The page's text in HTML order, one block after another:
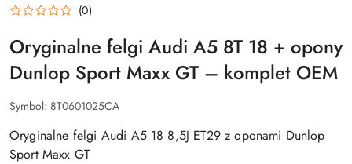
(0)
Oryginalne felgi Audi A5 8T 18 + opony
Dunlop Sport Maxx GT – komplet OEM
Symbol: 8T0601025CA
Oryginalne felgi Audi A5 18 8,5J ET29 z oponami Dunlop
Sport Maxx GT